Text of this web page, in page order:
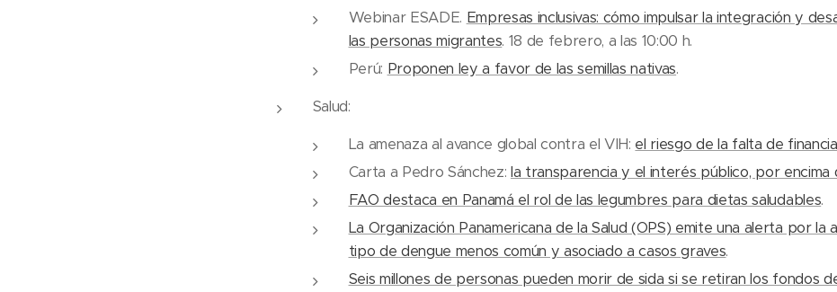
Webinar ESADE. Empresas inclusivas: cómo impulsar la integración y
las personas migrantes. 18 de febrero, a las 10:00 h.
Perú: Proponen ley a favor de las semillas nativas.
Salud:
La amenaza al avance global contra el VIH: el riesgo de la falta de
Carta a Pedro Sánchez: la transparencia y el interés público, por encima
FAO destaca en Panamá el rol de las legumbres para dietas saludables.
La Organización Panamericana de la Salud (OPS) emite una alerta por la
tipo de dengue menos común y asociado a casos graves.
Seis millones de personas pueden morir de sida si se retiran los fondos